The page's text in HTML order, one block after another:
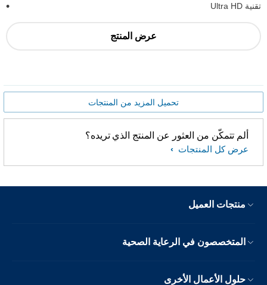
تقنية Ultra HD
عرض المنتج
تحميل المزيد من المنتجات
ألم تتمكّن من العثور عن المنتج الذي تريده؟
عرض كل المنتجات
منتجات العميل
المتخصصون في الرعاية الصحية
حلول الأعمال الأخرى